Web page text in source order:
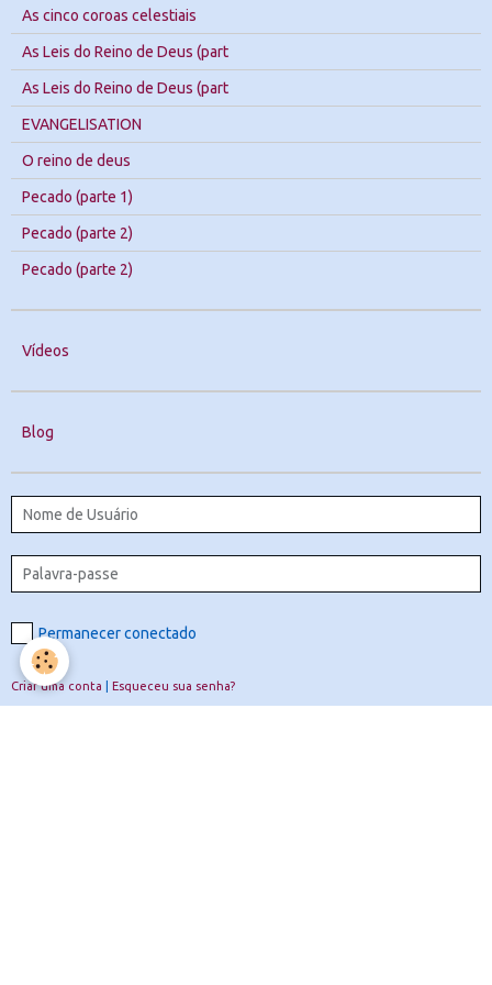
As cinco coroas celestiais
As Leis do Reino de Deus (part
As Leis do Reino de Deus (part
EVANGELISATION
O reino de deus
Pecado (parte 1)
Pecado (parte 2)
Pecado (parte 2)
Vídeos
Blog
Permanecer conectado
Criar uma conta Esqueceu sua senha?